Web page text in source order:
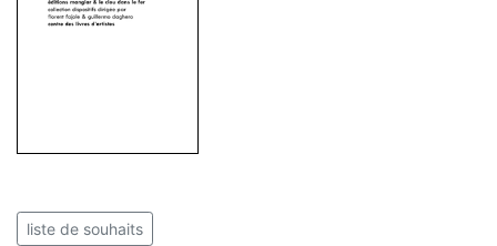
liste de souhaits